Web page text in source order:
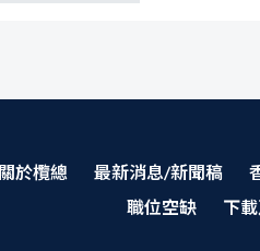
關於欖總 最新消息/新聞稿
職位空缺
下